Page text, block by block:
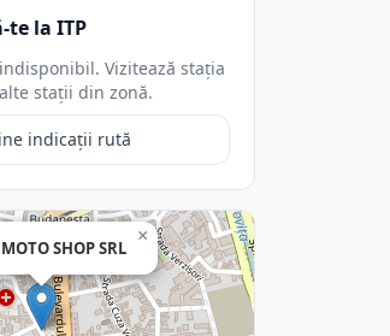
te la ITP
Vizitează stația
stații din zonă.
indicații rută
SHOP SRL
×